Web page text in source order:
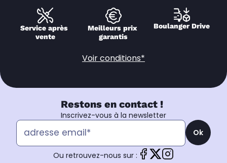
Service après
vente
Meilleurs prix
garantis
Boulanger Drive
Voir conditions*
Restons en contact !
Inscrivez-vous à la newsletter
Ok
Ou retrouvez-nous sur :